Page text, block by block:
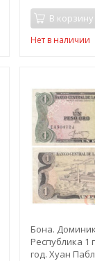
В корзину
Нет в наличии
Бона.
Республика 1
год. Хуан